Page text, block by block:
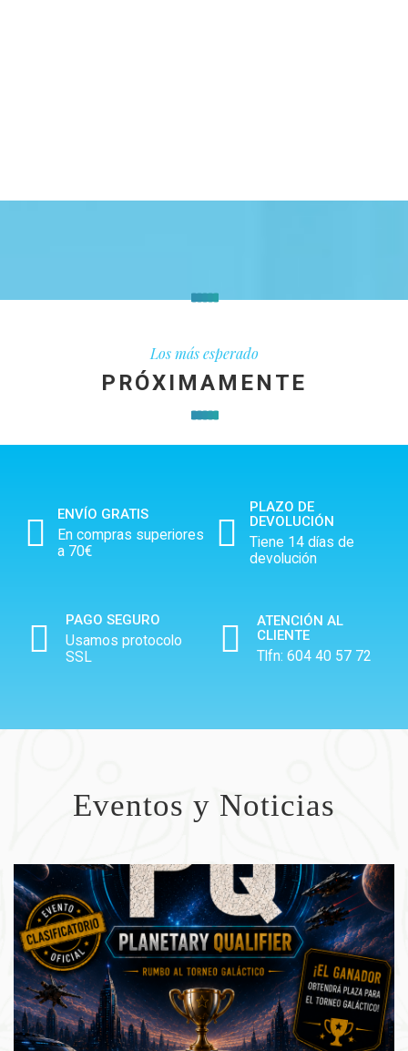
Los más esperado
PRÓXIMAMENTE
ENVÍO GRATIS
En compras superiores
a 70€
PLAZO DE
DEVOLUCIÓN
Tiene 14 días de
devolución
PAGO SEGURO
Usamos protocolo
SSL
ATENCIÓN AL
CLIENTE
Tlfn: 604 40 57 72
Eventos y Noticias